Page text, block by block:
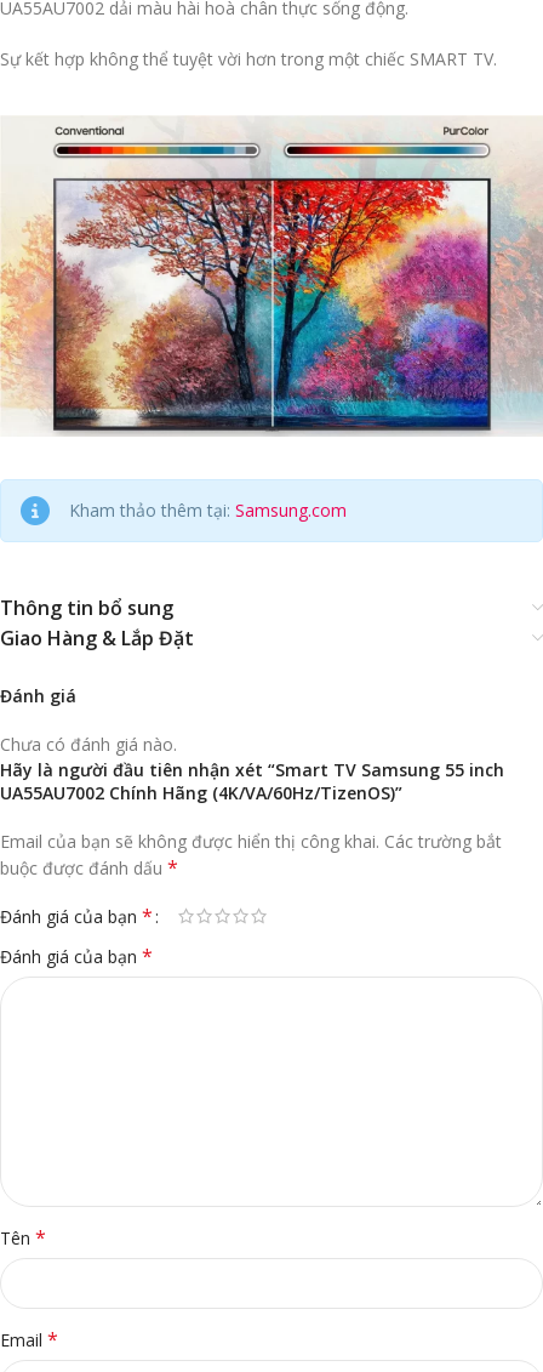
UA55AU7002 dải màu hài hoà chân thực sống động.
Sự kết hợp không thể tuyệt vời hơn trong một chiếc SMART TV.
Kham thảo thêm tại: Samsung.com
Thông tin bổ sung
Giao Hàng & Lắp Đặt
Đánh giá
Chưa có đánh giá nào.
Hãy là người đầu tiên nhận xét “Smart TV Samsung 55 inch
UA55AU7002 Chính Hãng (4K/VA/60Hz/TizenOS)”
Email của bạn sẽ không được hiển thị công khai. Các trường bắt
buộc được đánh dấu *
Đánh giá của bạn *
Đánh giá của bạn *
Tên *
Email *